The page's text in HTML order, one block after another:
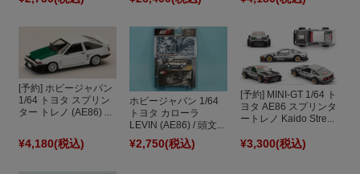
[予約] ホビージャパン
1/64 トヨタ スプリン
ター トレノ (AE86) ...
¥4,180(税込)
ホビージャパン 1/64
トヨタ カローラ
LEVIN (AE86) / 頭文...
¥2,750(税込)
[予約] MINI-GT 1/64 ト
ヨタ AE86 スプリンタ
ートレノ Kaido Stre...
¥3,300(税込)